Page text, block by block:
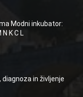
Modni inkubator:
N K C L
in življenje